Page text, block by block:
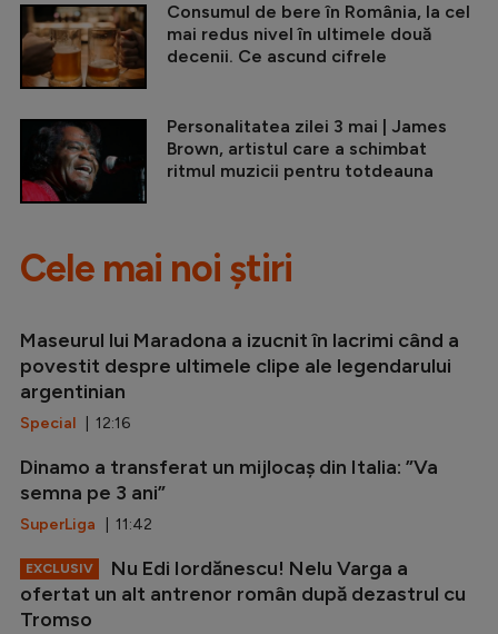
Consumul de bere în România, la cel
mai redus nivel în ultimele două
decenii. Ce ascund cifrele
Personalitatea zilei 3 mai | James
Brown, artistul care a schimbat
ritmul muzicii pentru totdeauna
Cele mai noi știri
Maseurul lui Maradona a izucnit în lacrimi când a
povestit despre ultimele clipe ale legendarului
argentinian
Special | 12:16
Dinamo a transferat un mijlocaș din Italia: ”Va
semna pe 3 ani”
SuperLiga | 11:42
EXCLUSIV
Nu Edi Iordănescu! Nelu Varga a
ofertat un alt antrenor român după dezastrul cu
Tromso